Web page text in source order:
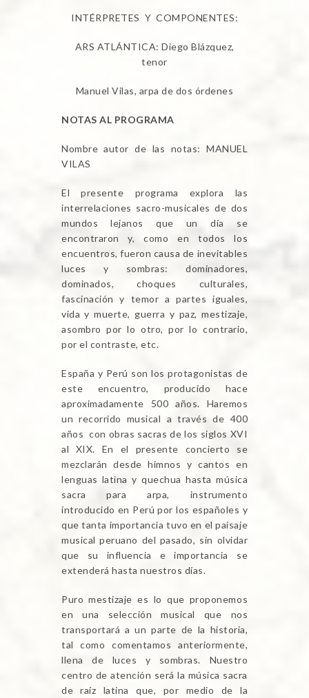
INTÉRPRETES Y COMPONENTES:
ARS ATLÁNTICA: Diego Blázquez,
tenor
Manuel Vilas, arpa de dos órdenes
NOTAS AL PROGRAMA
Nombre autor de las notas: MANUEL
VILAS
El presente programa explora las
interrelaciones sacro-musicales de dos
mundos lejanos que un día se
encontraron y, como en todos los
encuentros, fueron causa de inevitables
luces y sombras: dominadores,
dominados, choques culturales,
fascinación y temor a partes iguales,
vida y muerte, guerra y paz, mestizaje,
asombro por lo otro, por lo contrario,
por el contraste, etc.
España y Perú son los protagonistas de
este encuentro, producido hace
aproximadamente 500 años. Haremos
un recorrido musical a través de 400
años con obras sacras de los siglos XVI
al XIX. En el presente concierto se
mezclarán desde himnos y cantos en
lenguas latina y quechua hasta música
sacra para arpa, instrumento
introducido en Perú por los españoles y
que tanta importancia tuvo en el paisaje
musical peruano del pasado, sin olvidar
que su influencia e importancia se
extenderá hasta nuestros días.
Puro mestizaje es lo que proponemos
en una selección musical que nos
transportará a un parte de la historia,
tal como comentamos anteriormente,
llena de luces y sombras. Nuestro
centro de atención será la música sacra
de raíz latina que, por medio de la